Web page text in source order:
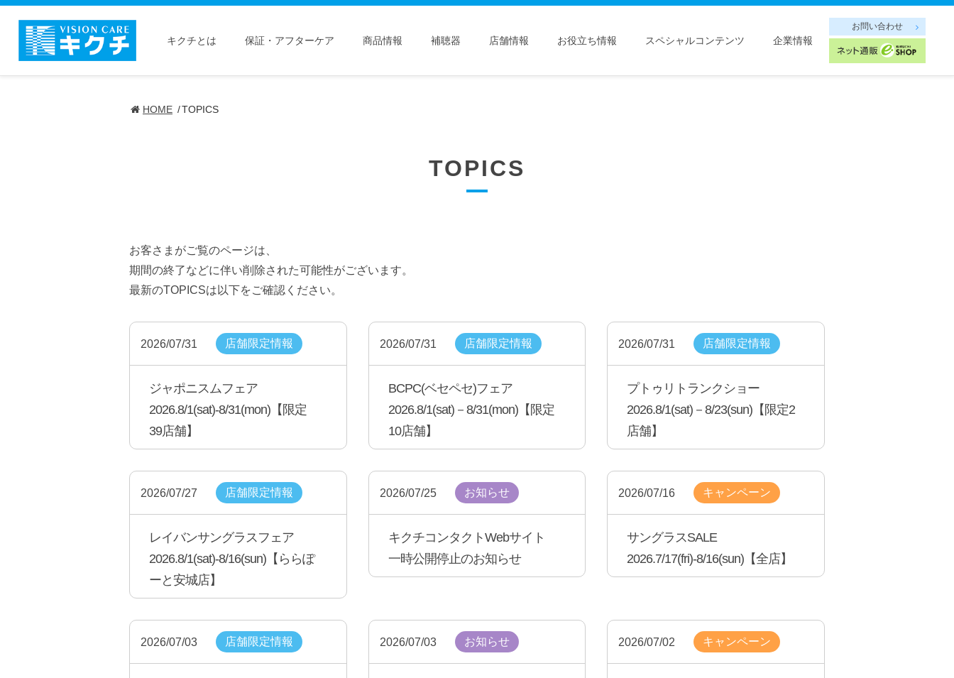
キクチとは 保証・アフターケア 商品情報 補聴器 店舗情報 お役立ち情報 スペシャルコンテンツ 企業情報
お問い合わせ
HOME TOPICS
TOPICS
お客さまがご覧のページは、
期間の終了などに伴い削除された可能性がございます。
最新のTOPICSは以下をご確認ください。
2026/07/31 店舗限定情報
ジャポニスムフェア
2026.8/1(sat)-8/31(mon)【限定
39店舗】
2026/07/31 店舗限定情報
BCPC(ベセペセ)フェア
2026.8/1(sat)－8/31(mon)【限定
10店舗】
2026/07/31 店舗限定情報
プトゥリトランクショー
2026.8/1(sat)－8/23(sun)【限定2
店舗】
2026/07/27 店舗限定情報
レイバンサングラスフェア
2026.8/1(sat)-8/16(sun)【ららぽ
ーと安城店】
2026/07/25 お知らせ
キクチコンタクトWebサイト
一時公開停止のお知らせ
2026/07/16 キャンペーン
サングラスSALE
2026.7/17(fri)-8/16(sun)【全店】
2026/07/03 店舗限定情報 2026/07/03 お知らせ 2026/07/02 キャンペーン